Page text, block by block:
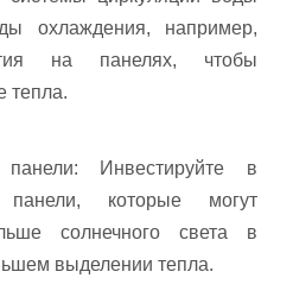
охлаждения, например,
на панелях, чтобы
тепла.
панели: Инвестируйте в
панели, которые могут
солнечного света в
выделении тепла.